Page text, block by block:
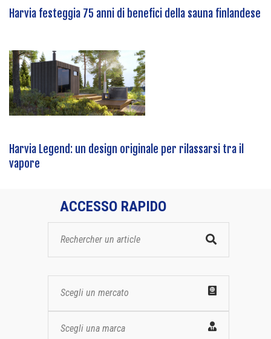
Harvia festeggia 75 anni di benefici della sauna finlandese
Harvia Legend: un design originale per rilassarsi tra il
vapore
ACCESSO RAPIDO
Scegli un mercato
Scegli una marca